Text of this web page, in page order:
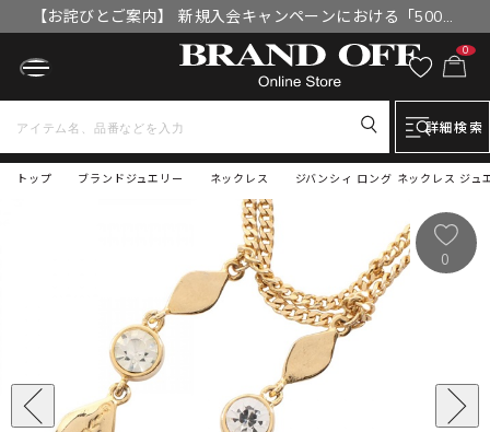
【お詫びとご案内】 新規入会キャンペーンにおける「500円
OFFクーポン」付与漏れと補填について
0
詳細検索
トップ ジバンシィ ロング ネックレス ジュ
ブランドジュエリー ネックレス
0